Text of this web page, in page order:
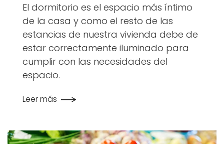
El dormitorio es el espacio más íntimo
de la casa y como el resto de las
estancias de nuestra vivienda debe de
estar correctamente iluminado para
cumplir con las necesidades del
espacio.
Leer más